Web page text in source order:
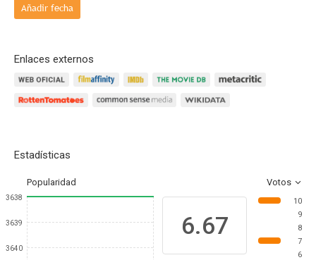
Añadir fecha
Enlaces externos
Estadísticas
Popularidad Votos
3638
3639
3640
6.67
10
9
8
7
6